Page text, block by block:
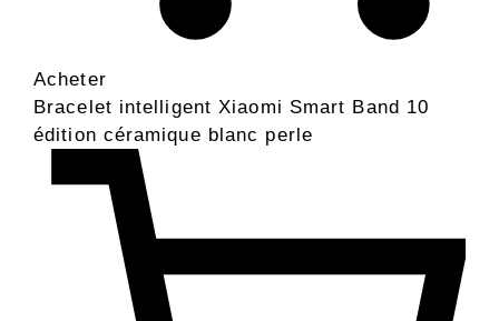
Acheter
Bracelet intelligent Xiaomi Smart Band 10
édition céramique blanc perle